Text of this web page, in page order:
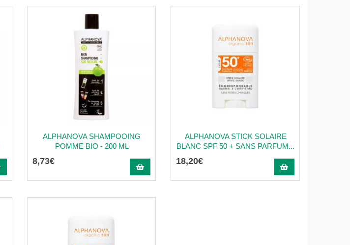
ALPHANOVA SHAMPOOING
POMME BIO - 200 ML
8,73€
ALPHANOVA STICK SOLAIRE
BLANC SPF 50 + SANS PARFUM...
18,20€